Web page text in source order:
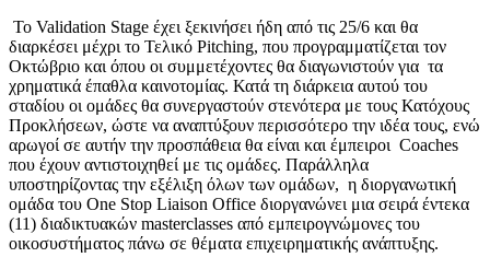
Το Validation Stage έχει ξεκινήσει ήδη από τις 25/6 και θα
διαρκέσει μέχρι το Τελικό Pitching, που προγραμματίζεται τον
Οκτώβριο και όπου οι συμμετέχοντες θα διαγωνιστούν για τα
χρηματικά έπαθλα καινοτομίας. Κατά τη διάρκεια αυτού του
σταδίου οι ομάδες θα συνεργαστούν στενότερα με τους Κατόχους
Προκλήσεων, ώστε να αναπτύξουν περισσότερο την ιδέα τους, ενώ
αρωγοί σε αυτήν την προσπάθεια θα είναι και έμπειροι Coaches
που έχουν αντιστοιχηθεί με τις ομάδες. Παράλληλα
υποστηρίζοντας την εξέλιξη όλων των ομάδων, η διοργανωτική
ομάδα του One Stop Liaison Office διοργανώνει μια σειρά έντεκα
(11) διαδικτυακών masterclasses από εμπειρογνώμονες του
οικοσυστήματος πάνω σε θέματα επιχειρηματικής ανάπτυξης.